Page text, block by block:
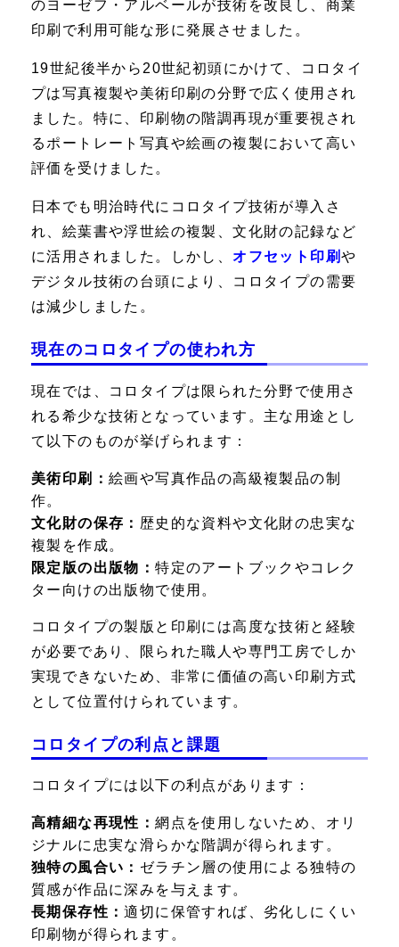
のヨーゼフ・アルベールが技術を改良し、商業
印刷で利用可能な形に発展させました。
19世紀後半から20世紀初頭にかけて、コロタイ
プは写真複製や美術印刷の分野で広く使用され
ました。特に、印刷物の階調再現が重要視され
るポートレート写真や絵画の複製において高い
評価を受けました。
日本でも明治時代にコロタイプ技術が導入さ
れ、絵葉書や浮世絵の複製、文化財の記録など
に活用されました。しかし、オフセット印刷や
デジタル技術の台頭により、コロタイプの需要
は減少しました。
現在のコロタイプの使われ方
現在では、コロタイプは限られた分野で使用さ
れる希少な技術となっています。主な用途とし
て以下のものが挙げられます：
美術印刷： 絵画や写真作品の高級複製品の制
作。
文化財の保存： 歴史的な資料や文化財の忠実な
複製を作成。
限定版の出版物：特定のアートブックやコレク
ター向けの出版物で使用。
コロタイプの製版と印刷には高度な技術と経験
が必要であり、限られた職人や専門工房でしか
実現できないため、非常に価値の高い印刷方式
として位置付けられています。
コロタイプの利点と課題
コロタイプには以下の利点があります：
高精細な再現性：網点を使用しないため、オリ
ジナルに忠実な滑らかな階調が得られます。
独特の風合い： ゼラチン層の使用による独特の
質感が作品に深みを与えます。
長期保存性：適切に保管すれば、劣化しにくい
印刷物が得られます。